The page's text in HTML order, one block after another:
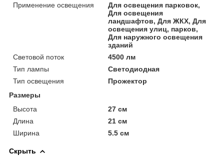
Применение освещения
Для освещения парковок,
Для освещения
ландшафтов, Для ЖКХ, Для
освещения улиц, парков,
Для наружного освещения
зданий
Световой поток
4500 лм
Тип лампы
Светодиодная
Тип освещения
Прожектор
Размеры
Высота
27 см
Длина
21 см
Ширина
5.5 см
Скрыть